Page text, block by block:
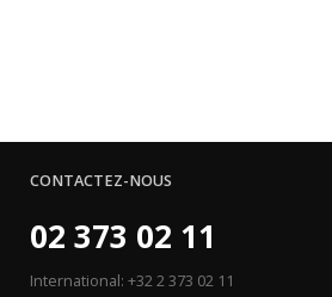
CONTACTEZ-NOUS
02 373 02 11
International: +32 2 373 02 11